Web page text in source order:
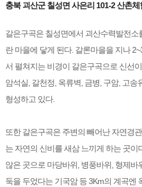
충북 괴산군 칠성면 사은리 101-2 산촌체
갈은구곡은 칠성면에서 괴산수력발전
란 마을에 닿게 된다. 갈론마을을 지나
서 펼쳐지는 비경이 갈은구곡으로 신선
암석실, 갈천정, 옥류벽, 금병, 구암, 고
형성하고 있다.
또한 갈은구곡은 주변의 빼어난 자연경
는 자연의 신비를 새삼 느끼게 하는 곳
않은 곳으로 마당바위, 병풍바위, 형제
둑을 두었다는 기국암 등 3Km의 계곡엔